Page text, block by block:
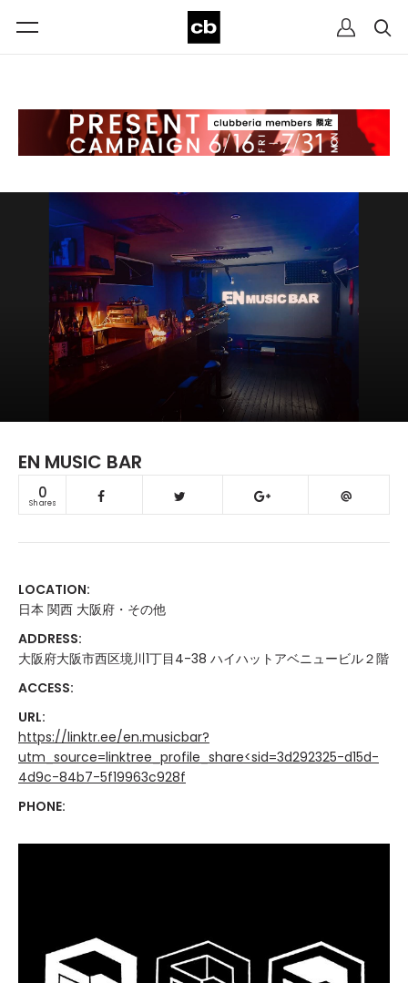
EN MUSIC BAR
0
Shares
LOCATION:
日本 関西 大阪府・その他
ADDRESS:
大阪府大阪市西区境川1丁目4-38 ハイハットアベニュービル２階
ACCESS:
URL:
https://linktr.ee/en.musicbar?
utm_source=linktree_profile_share<sid=3d292325-d15d-
4d9c-84b7-5f19963c928f
PHONE: